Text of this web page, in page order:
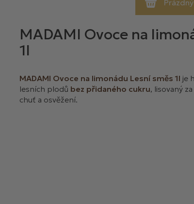
MADAMI Ovoce na
1l
MADAMI Ovoce na limonádu Lesní směs 1l je
lesních plodů bez přidaného cukru, lisovaný
chuť a osvěžení.